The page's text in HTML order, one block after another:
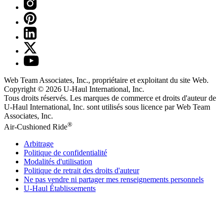
Web Team Associates, Inc., propriétaire et exploitant du site Web.
Copyright © 2026 U-Haul International, Inc.
Tous droits réservés. Les marques de commerce et droits d'auteur de
U-Haul International, Inc. sont utilisés sous licence par Web Team
Associates, Inc.
Air-Cushioned Ride®
Arbitrage
Politique de confidentialité
Modalités d'utilisation
Politique de retrait des droits d'auteur
Ne pas vendre ni partager mes renseignements personnels
U-Haul Établissements